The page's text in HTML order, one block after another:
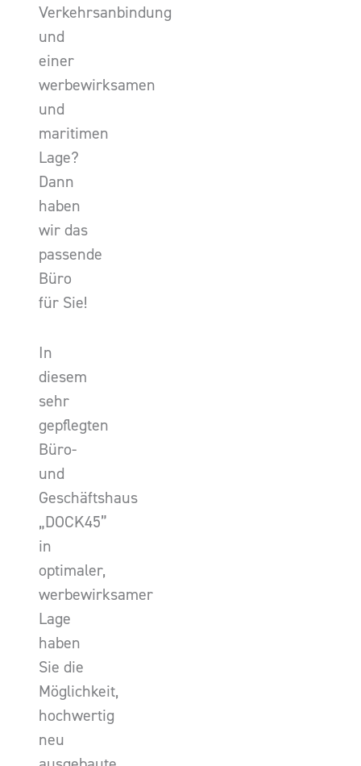
Verkehrsanbindung
und
einer
werbewirksamen
und
maritimen
Lage?
Dann
haben
wir das
passende
Büro
für Sie!
In
diesem
sehr
gepflegten
Büro-
und
Geschäftshaus
„DOCK45”
in
optimaler,
werbewirksamer
Lage
haben
Sie die
Möglichkeit,
hochwertig
neu